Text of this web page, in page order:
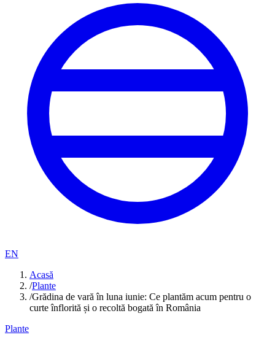
EN
Acasă
/Plante
/Grădina de vară în luna iunie: Ce plantăm acum pentru o
curte înflorită și o recoltă bogată în România
Plante